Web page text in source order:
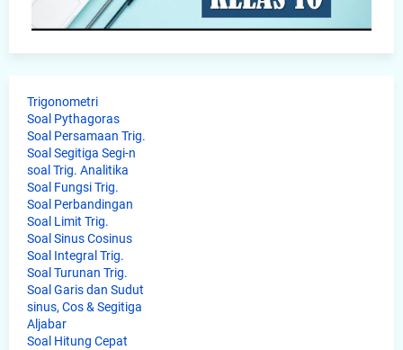
Trigonometri
Soal Pythagoras
Soal Persamaan Trig.
Soal Segitiga Segi-n
soal Trig. Analitika
Soal Fungsi Trig.
Soal Perbandingan
Soal Limit Trig.
Soal Sinus Cosinus
Soal Integral Trig.
Soal Turunan Trig.
Soal Garis dan Sudut
sinus, Cos & Segitiga
Aljabar
Soal Hitung Cepat